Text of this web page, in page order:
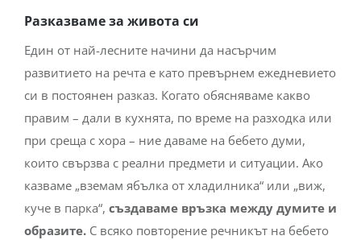
Разказваме за живота си
Един от най-лесните начини да насърчим
развитието на речта е като превърнем ежедневието
си в постоянен разказ. Когато обясняваме какво
правим – дали в кухнята, по време на разходка или
при среща с хора – ние даваме на бебето думи,
които свързва с реални предмети и ситуации. Ако
казваме „вземам ябълка от хладилника“ или „виж,
куче в парка“, създаваме връзка между думите и
образите.С всяко повторение речникът на бебето